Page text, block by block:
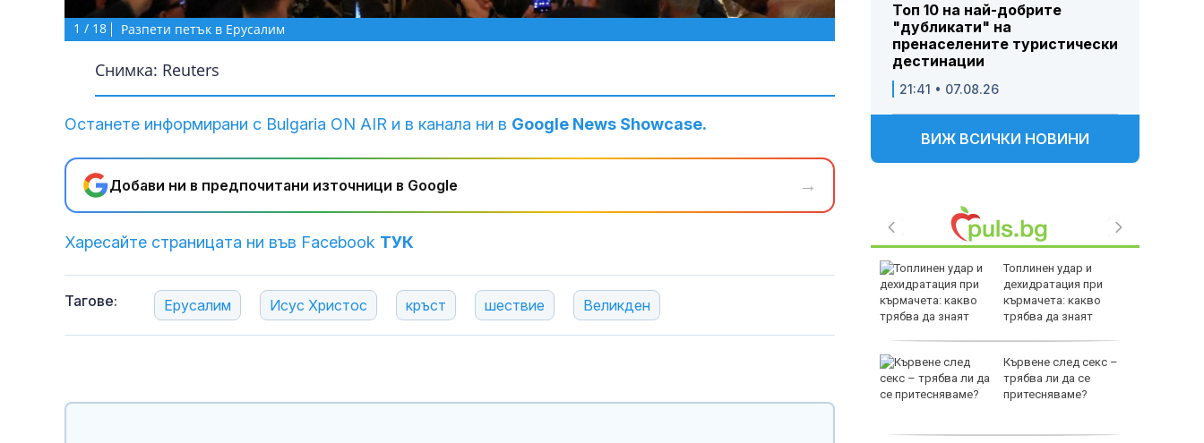
1 / 18 Разпети петък в Ерусалим
Снимка: Reuters
Останете информирани с Bulgaria ON AIR и в канала ни в Google News Showcase.
Добави ни в предпочитани източници в Google →
Харесайте страницата ни във Facebook ТУК
Тагове: Ерусалим Исус Христос кръст шествие Великден
Топ 10 на най-добрите
"дубликати" на
пренаселените туристически
дестинации
21:41 • 07.08.26
ВИЖ ВСИЧКИ НОВИНИ
Топлинен удар и
дехидратация при
кърмачета: какво
трябва да знаят
Кървене след секс –
трябва ли да се
притесняваме?